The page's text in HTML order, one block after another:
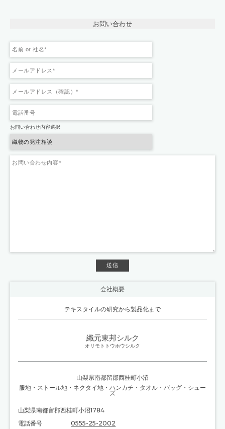
お問い合わせ
お問い合わせ内容選択
会社概要
テキスタイルの研究から製品化まで
織元東邦シルク
オリモトトウホウシルク
山梨県南都留郡西桂町小沼
服地 ・ ストール地 ・ ネクタイ地 ・ ハンカチ・タオル ・ バッグ・シュー
ズ
山梨県南都留郡西桂町小沼1784
電話番号
0555-25-2002